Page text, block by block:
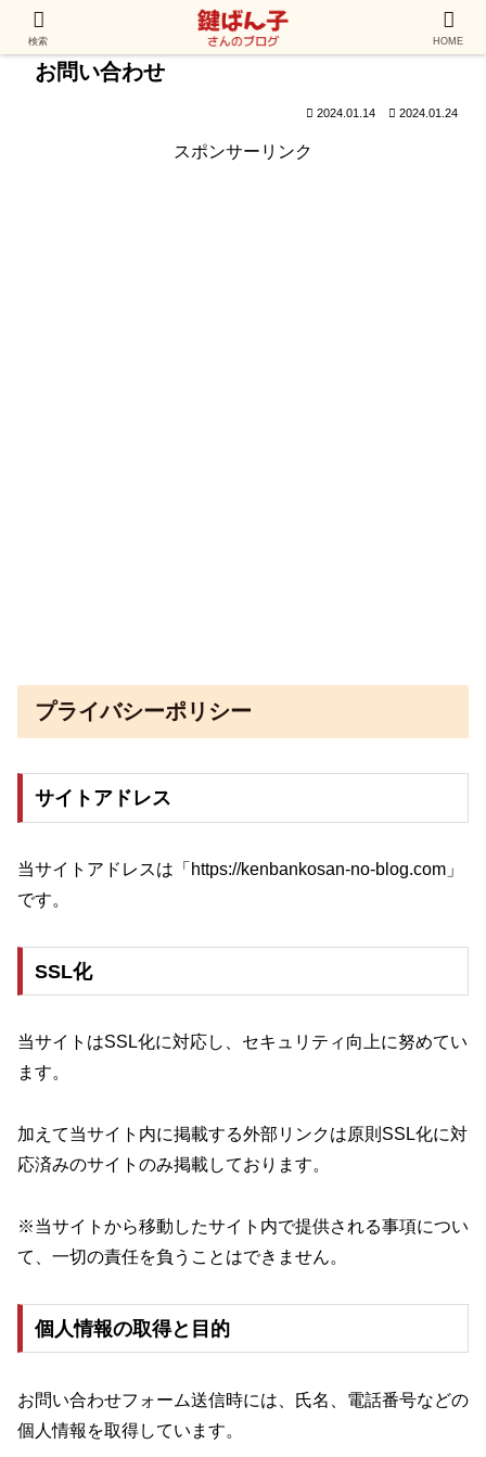
お問い合わせ
2024.01.14 2024.01.24
スポンサーリンク
プライバシーポリシー
サイトアドレス
当サイトアドレスは「https://kenbankosan-no-blog.com」
です。
SSL化
当サイトはSSL化に対応し、セキュリティ向上に努めてい
ます。
加えて当サイト内に掲載する外部リンクは原則SSL化に対
応済みのサイトのみ掲載しております。
※当サイトから移動したサイト内で提供される事項につい
て、一切の責任を負うことはできません。
個人情報の取得と目的
お問い合わせフォーム送信時には、氏名、電話番号などの
個人情報を取得しています。
検索 HOME